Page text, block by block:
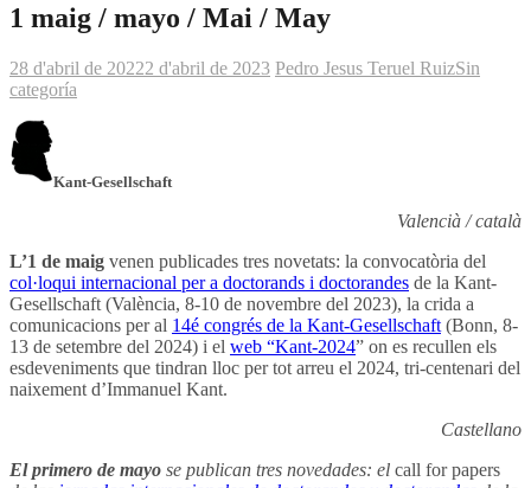
1 maig / mayo / Mai / May
28 d'abril de 20222 d'abril de 2023 Pedro Jesus Teruel RuizSin
categoría
Kant-Gesellschaft
Valencià / català
L’1 de maig venen publicades tres novetats: la convocatòria del
col·loqui internacional per a doctorands i doctorandes de la Kant-
Gesellschaft (València, 8-10 de novembre del 2023), la crida a
comunicacions per al 14é congrés de la Kant-Gesellschaft (Bonn, 8-
13 de setembre del 2024) i el web “Kant-2024” on es recullen els
esdeveniments que tindran lloc per tot arreu el 2024, tri-centenari del
naixement d’Immanuel Kant.
Castellano
El primero de mayo se publican tres novedades: el call for papers